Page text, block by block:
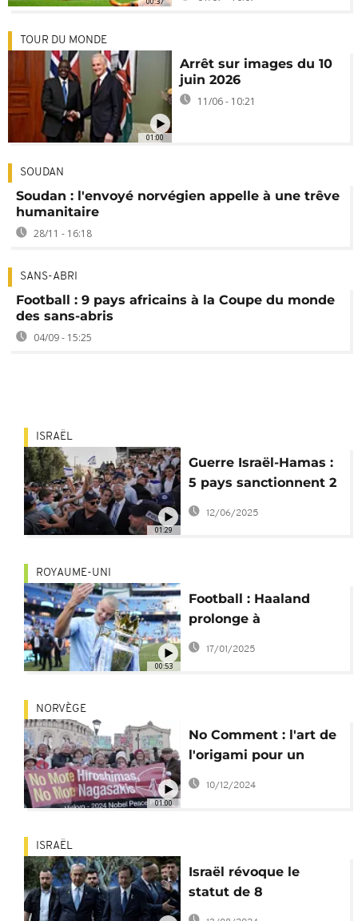
01:00
TOUR DU MONDE
Arrêt sur images du 10
juin 2026
11/06 - 10:21
SOUDAN
Soudan : l'envoyé norvégien appelle à une trêve
humanitaire
28/11 - 16:18
SANS-ABRI
Football : 9 pays africains à la Coupe du monde
des sans-abris
04/09 - 15:25
01:29
ISRAËL
Guerre Israël-Hamas :
5 pays sanctionnent 2
ministres de
Netanyahou
12/06/2025
00:53
ROYAUME-UNI
Football : Haaland
prolonge à
Manchester City
17/01/2025
01:00
NORVÈGE
No Comment : l'art de
l'origami pour un
monde sans armes
10/12/2024
ISRAËL
Israël révoque le
statut de 8
Norvégiens auprès de